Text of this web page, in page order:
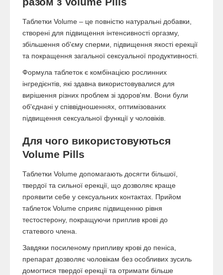
Таблетки Volume – це повністю натуральні добавки,
створені для підвищення інтенсивності оргазму,
збільшення об'єму сперми, підвищення якості ерекції
та покращення загальної сексуальної продуктивності.
Формула таблеток є комбінацією рослинних
інгредієнтів, які здавна використовувалися для
вирішення різних проблем зі здоров'ям. Вони були
об'єднані у співвідношеннях, оптимізованих
підвищення сексуальної функції у чоловіків.
Для чого використовуються
Volume Pills
Таблетки Volume допомагають досягти більшої,
твердої та сильної ерекції, що дозволяє краще
проявити себе у сексуальних контактах. Прийом
таблеток Volume сприяє підвищенню рівня
тестостерону, покращуючи приплив крові до
статевого члена.
Завдяки посиленому припливу крові до пеніса,
препарат дозволяє чоловікам без особливих зусиль
домогтися твердої ерекції та отримати більше